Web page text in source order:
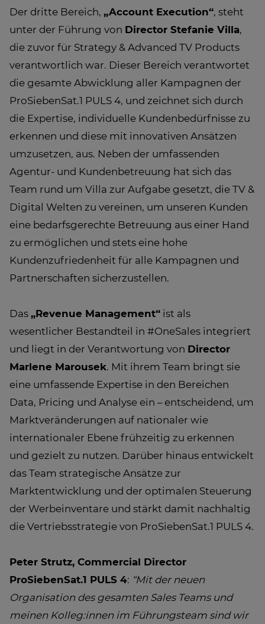
Der dritte Bereich, „Account Execution“, steht
unter der Führung von Director Stefanie Villa,
die zuvor für Strategy & Advanced TV Products
verantwortlich war. Dieser Bereich verantwortet
die gesamte Abwicklung aller Kampagnen der
ProSiebenSat.1 PULS 4, und zeichnet sich durch
die Expertise, individuelle Kundenbedürfnisse zu
erkennen und diese mit innovativen Ansätzen
umzusetzen, aus. Neben der umfassenden
Agentur- und Kundenbetreuung hat sich das
Team rund um Villa zur Aufgabe gesetzt, die TV &
Digital Welten zu vereinen, um unseren Kunden
eine bedarfsgerechte Betreuung aus einer Hand
zu ermöglichen und stets eine hohe
Kundenzufriedenheit für alle Kampagnen und
Partnerschaften sicherzustellen.
Das „Revenue Management“ ist als
wesentlicher Bestandteil in #OneSales integriert
und liegt in der Verantwortung von Director
Marlene Marousek. Mit ihrem Team bringt sie
eine umfassende Expertise in den Bereichen
Data, Pricing und Analyse ein – entscheidend, um
Marktveränderungen auf nationaler wie
internationaler Ebene frühzeitig zu erkennen
und gezielt zu nutzen. Darüber hinaus entwickelt
das Team strategische Ansätze zur
Marktentwicklung und der optimalen Steuerung
der Werbeinventare und stärkt damit nachhaltig
die Vertriebsstrategie von ProSiebenSat.1 PULS 4.
Peter Strutz, Commercial Director
ProSiebenSat.1 PULS 4: “Mit der neuen
Organisation des gesamten Sales Teams und
meinen Kolleg:innen im Führungsteam sind wir